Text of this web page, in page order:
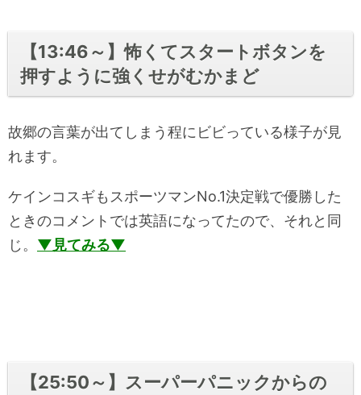
【13:46～】怖くてスタートボタンを
押すように強くせがむかまど
故郷の言葉が出てしまう程にビビっている様子が見
れます。
ケインコスギもスポーツマンNo.1決定戦で優勝した
ときのコメントでは英語になってたので、それと同
じ。 ▼見てみる▼
【25:50～】スーパーパニックからの